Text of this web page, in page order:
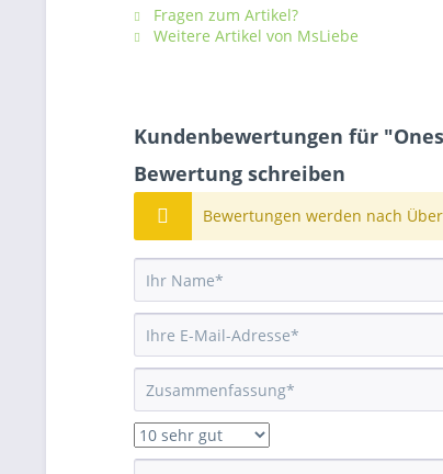
Fragen zum Artikel?
Weitere Artikel von MsLiebe
Kundenbewertungen für
Bewertung schreiben
Bewertungen werden nach